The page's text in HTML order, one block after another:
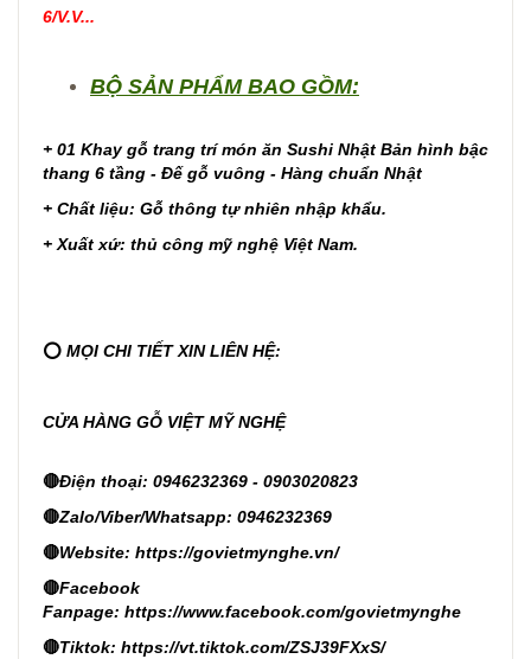
6/V.V...
BỘ SẢN PHẨM BAO GỒM:
+ 01 Khay gỗ trang trí món ăn Sushi Nhật Bản hình bậc
thang 6 tầng - Đế gỗ vuông - Hàng chuẩn Nhật
+ Chất liệu: Gỗ thông tự nhiên nhập khẩu.
+ Xuất xứ: thủ công mỹ nghệ Việt Nam.
⭕ MỌI CHI TIẾT XIN LIÊN HỆ:
CỬA HÀNG GỖ VIỆT MỸ NGHỆ
🔴Điện thoại: 0946232369 - 0903020823
🔴Zalo/Viber/Whatsapp: 0946232369
🔴Website: https://govietmynghe.vn/
🔴Facebook
Fanpage: https://www.facebook.com/govietmynghe
🔴Tiktok: https://vt.tiktok.com/ZSJ39FXxS/